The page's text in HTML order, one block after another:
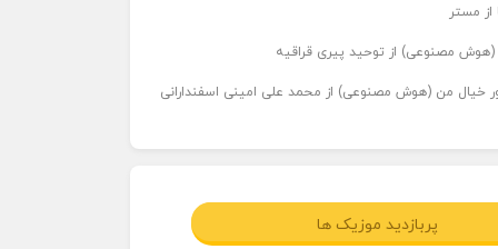
از مستر
(هوش مصنوعی) از توحید پیری قراقیه
خیال من (هوش مصنوعی) از محمد علی امینی اسفندارانی
پربازدید موزیک ها